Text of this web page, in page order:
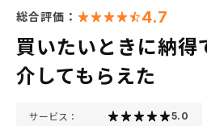
総合評価： 4.7
買いたいときに納得
介してもらえた
サービス： 5.0